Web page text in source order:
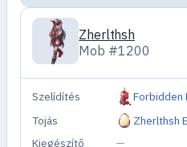
Zherlthsh
Mob #1200
Szelídítés
Forbidden
Tojás
Zherlthsh
Kiegészítő
—